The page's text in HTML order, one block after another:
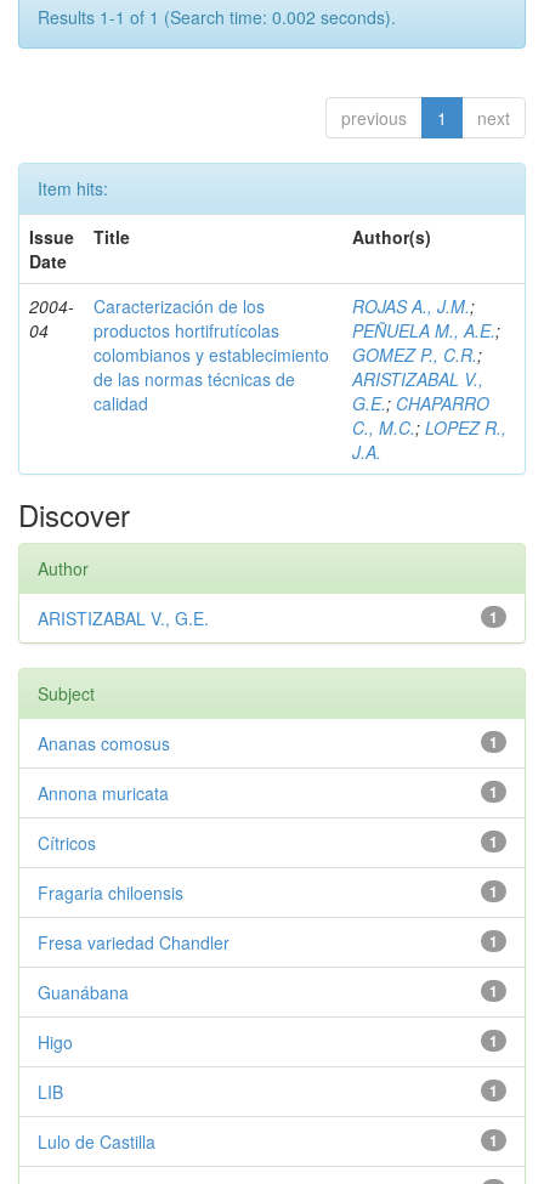
Results 1-1 of 1 (Search time: 0.002 seconds).
previous 1 next
Item hits:
Issue
Date
Title Author(s)
2004-
04
Caracterización de los
productos hortifrutícolas
colombianos y establecimiento
de las normas técnicas de
calidad
ROJAS A., J.M.;
PEÑUELA M., A.E.;
GOMEZ P., C.R.;
ARISTIZABAL V.,
G.E.; CHAPARRO
C., M.C.; LOPEZ R.,
J.A.
Discover
Author
1
ARISTIZABAL V., G.E.
Subject
1
Ananas comosus
1
Annona muricata
1
Cítricos
1
Fragaria chiloensis
1
Fresa variedad Chandler
1
Guanábana
1
Higo
1
LIB
1
Lulo de Castilla